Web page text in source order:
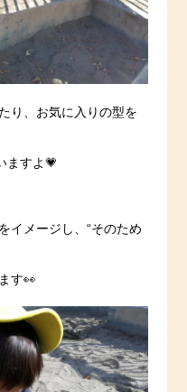
り、お気に入りの型を
ますよ💗
イメージし、“そのため
す👀